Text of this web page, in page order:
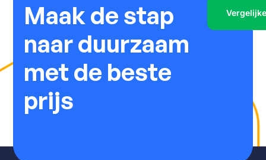
Maak de stap
naar duurzaam
met de beste
prijs